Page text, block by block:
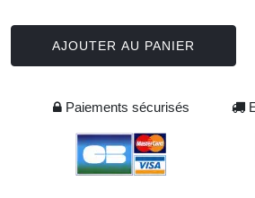
AJOUTER AU PANIER
Paiements sécurisés